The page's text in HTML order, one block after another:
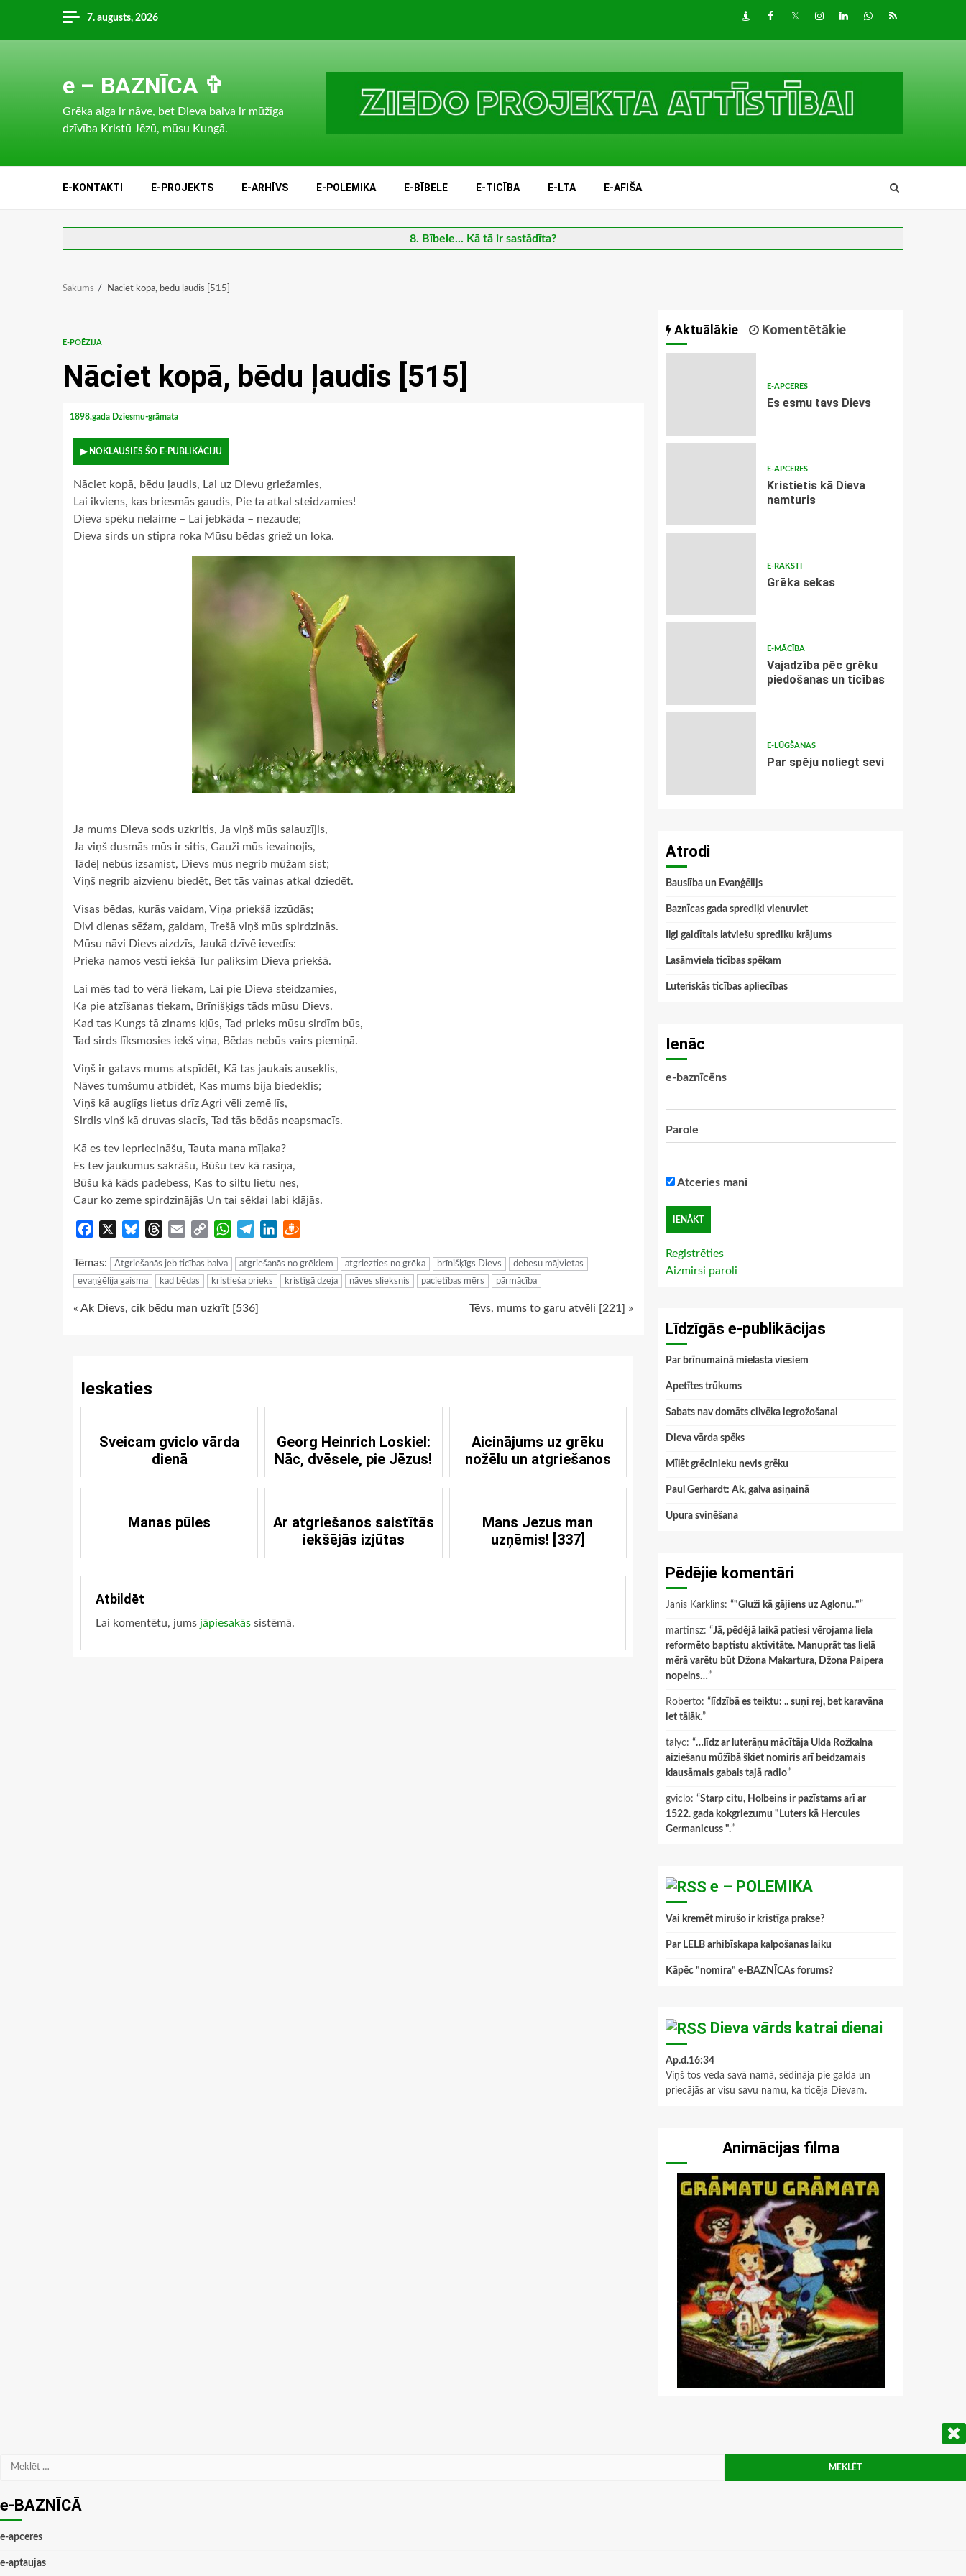
content
7. augusts, 2026 DraugiemFacebook
TwitterInstagram
LinkedInwhatsapp
RSS
e – BAZNĪCA ✞
Grēka alga ir nāve, bet Dieva balva ir mūžīga
dzīvība Kristū Jēzū, mūsu Kungā.
E-KONTAKTI E-PROJEKTS E-ARHĪVS E-POLEMIKA E-BĪBELE E-TICĪBA E-LTA E-AFIŠA
8. Bībele... Kā tā ir sastādīta?
Sākums Nāciet kopā, bēdu ļaudis [515]
E-POĒZIJA
Nāciet kopā, bēdu ļaudis [515]
1898.gada Dziesmu-grāmata
▶ NOKLAUSIES ŠO E-PUBLIKĀCIJU
Nāciet kopā, bēdu ļaudis, Lai uz Dievu griežamies,
Lai ikviens, kas briesmās gaudis, Pie ta atkal steidzamies!
Dieva spēku nelaime – Lai jebkāda – nezaude;
Dieva sirds un stipra roka Mūsu bēdas griež un loka.
Ja mums Dieva sods uzkritis, Ja viņš mūs salauzījis,
Ja viņš dusmās mūs ir sitis, Gauži mūs ievainojis,
Tādēļ nebūs izsamist, Dievs mūs negrib mūžam sist;
Viņš negrib aizvienu biedēt, Bet tās vainas atkal dziedēt.
Visas bēdas, kurās vaidam, Viņa priekšā izzūdās;
Divi dienas sēžam, gaidam, Trešā viņš mūs spirdzinās.
Mūsu nāvi Dievs aizdzīs, Jaukā dzīvē ievedīs:
Prieka namos vesti iekšā Tur paliksim Dieva priekšā.
Lai mēs tad to vērā liekam, Lai pie Dieva steidzamies,
Ka pie atzīšanas tiekam, Brīnišķigs tāds mūsu Dievs.
Kad tas Kungs tā zinams kļūs, Tad prieks mūsu sirdīm būs,
Tad sirds līksmosies iekš viņa, Bēdas nebūs vairs piemiņā.
Viņš ir gatavs mums atspīdēt, Kā tas jaukais auseklis,
Nāves tumšumu atbīdēt, Kas mums bija biedeklis;
Viņš kā auglīgs lietus drīz Agri vēli zemē līs,
Sirdis viņš kā druvas slacīs, Tad tās bēdās neapsmacīs.
Kā es tev iepriecināšu, Tauta mana mīļaka?
Es tev jaukumus sakrāšu, Būšu tev kā rasiņa,
Būšu kā kāds padebess, Kas to siltu lietu nes,
Caur ko zeme spirdzinājās Un tai sēklai labi klājās.
Facebook BlueskyThreads
Email
Copy
WhatsApp
TelegramLinkedIn
Tēmas: Atgriešanās jeb ticības balva atgriešanās no grēkiem atgriezties no grēka brīnišķīgs Dievs
debesu mājvietas
evaņģēlija gaisma
kad bēdas kristieša prieks kristīgā dzeja nāves slieksnis pacietības mērs pārmācība
Continue
« Ak Dievs, cik bēdu man uzkrīt [536] Tēvs, mums to garu atvēli [221] »
Ieskaties
Sveicam gviclo vārda
dienā
Georg Heinrich Loskiel:
Nāc, dvēsele, pie Jēzus!
Aicinājums uz grēku
nožēlu un atgriešanos
Manas pūles
Ar atgriešanos saistītās
iekšējās izjūtas
Mans Jezus man
uzņēmis! [337]
Atbildēt
Lai komentētu, jums jāpiesakās sistēmā.
Aktuālākie Komentētākie
E-APCERES
Es esmu tavs Dievs
E-APCERES
Kristietis kā Dieva
namturis
E-RAKSTI
Grēka sekas
E-MĀCĪBA
Vajadzība pēc grēku
piedošanas un ticības
E-LŪGŠANAS
Par spēju noliegt sevi
Atrodi
Bauslība un Evaņģēlijs
Baznīcas gada sprediķi vienuviet
Ilgi gaidītais latviešu sprediķu krājums
Lasāmviela ticības spēkam
Luteriskās ticības apliecības
Ienāc
e-baznīcēns
Parole
Atceries mani
Reģistrēties
Aizmirsi paroli
Līdzīgās e-publikācijas
Par brīnumainā mielasta viesiem
Apetītes trūkums
Sabats nav domāts cilvēka iegrožošanai
Dieva vārda spēks
Mīlēt grēcinieku nevis grēku
Paul Gerhardt: Ak, galva asiņainā
Upura svinēšana
Pēdējie komentāri
Janis Karklins: “"Gluži kā gājiens uz Aglonu.."”
martinsz: “Jā, pēdējā laikā patiesi vērojama liela
reformēto baptistu aktivitāte. Manuprāt tas lielā
mērā varētu būt Džona Makartura, Džona Paipera
nopelns…”
Roberto: “ līdzībā es teiktu: .. suņi rej, bet karavāna
iet tālāk.”
talyc: “…līdz ar luterāņu mācītāja Ulda Rožkalna
aiziešanu mūžībā šķiet nomiris arī beidzamais
klausāmais gabals tajā radio”
gviclo: “Starp citu, Holbeins ir pazīstams arī ar
1522. gada kokgriezumu "Luters kā Hercules
Germanicuss ".”
e – POLEMIKA
Vai kremēt mirušo ir kristīga prakse?
Par LELB arhibīskapa kalpošanas laiku
Kāpēc "nomira" e-BAZNĪCAs forums?
Dieva vārds katrai dienai
Ap.d.16:34
Viņš tos veda savā namā, sēdināja pie galda un
priecājās ar visu savu namu, ka ticēja Dievam.
Animācijas filma
Meklēt:
e-BAZNĪCĀ
e-apceres
e-aptaujas